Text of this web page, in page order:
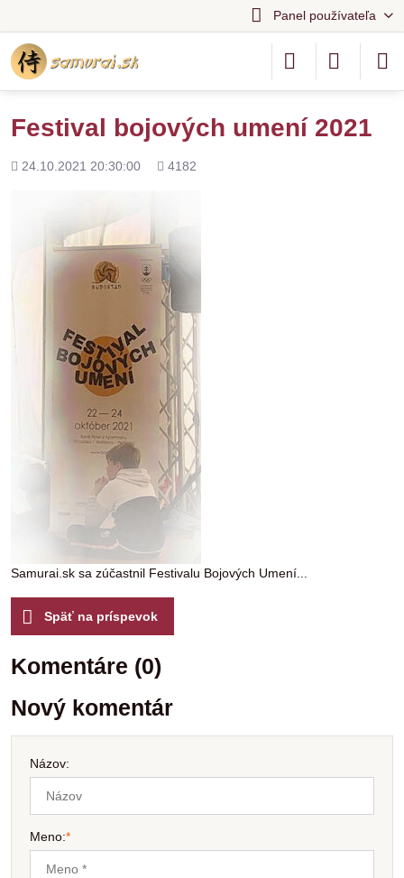
Panel používateľa
Festival bojových umení 2021
Pridané
24.10.2021 20:30:00
Počet
4182
Samurai.sk sa zúčastnil Festivalu Bojových Umení...
Späť na príspevok
Komentáre (0)
Nový komentár
Názov:
Meno:*